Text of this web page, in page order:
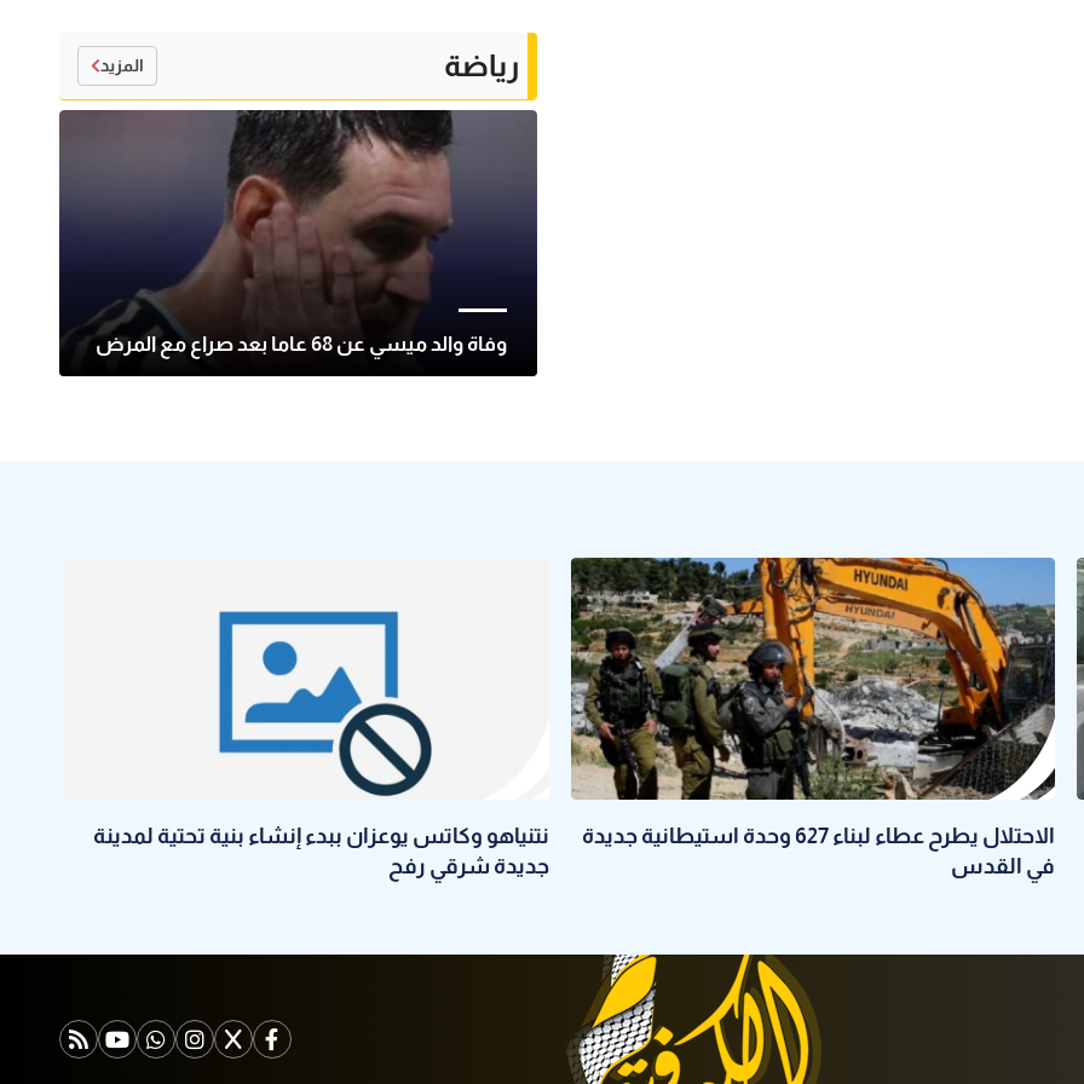
رياضة المزيد
وفاة والد ميسي عن 68 عاما بعد صراع مع المرض
الاحتلال يطرح عطاء لبناء 627 وحدة استيطانية جديدة
في القدس
نتنياهو وكاتس يوعزان ببدء إنشاء بنية تحتية لمدينة
جديدة شرقي رفح